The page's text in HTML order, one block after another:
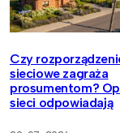
Czy
sieciowe zagraża
prosumentom?
sieci odpowiadają